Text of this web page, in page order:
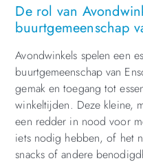
De rol van
buurtgemeenschap
Avondwinkels spelen een
buurtgemeenschap van
gemak en toegang tot
winkeltijden. Deze kleine,
een redder in nood voor
iets nodig hebben, of het
snacks of andere